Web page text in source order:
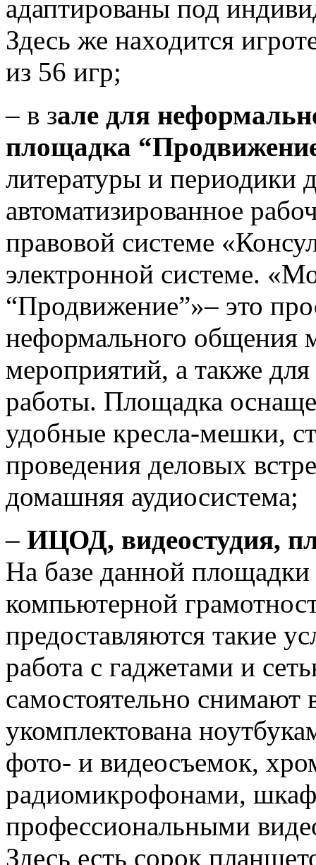
адаптированы под
Здесь же находится
из 56 игр;
– в зале для
площадка
литературы и периодики
автоматизированное
правовой системе
электронной системе.
“Продвижение”»– это
неформального общения
мероприятий, а также
работы. Площадка
удобные кресла-мешки,
проведения деловых
домашняя аудиосистема;
– ИЦОД, видеостудия,
На базе данной
компьютерной
предоставляются такие
работа с гаджетами и
самостоятельно снимают
укомплектована
фото- и видеосъемок,
радиомикрофонами,
профессиональными
Здесь есть сорок